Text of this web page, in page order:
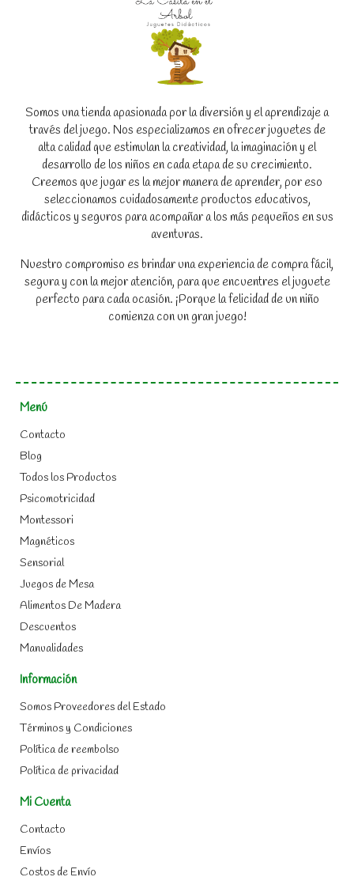
Somos una tienda apasionada por la diversión y el aprendizaje a
través del juego. Nos especializamos en ofrecer juguetes de
alta calidad que estimulan la creatividad, la imaginación y el
desarrollo de los niños en cada etapa de su crecimiento.
Creemos que jugar es la mejor manera de aprender, por eso
seleccionamos cuidadosamente productos educativos,
didácticos y seguros para acompañar a los más pequeños en sus
aventuras.
Nuestro compromiso es brindar una experiencia de compra fácil,
segura y con la mejor atención, para que encuentres el juguete
perfecto para cada ocasión. ¡Porque la felicidad de un niño
comienza con un gran juego!
Menú
Contacto
Blog
Todos los Productos
Psicomotricidad
Montessori
Magnéticos
Sensorial
Juegos de Mesa
Alimentos De Madera
Descuentos
Manualidades
Información
Somos Proveedores del Estado
Términos y Condiciones
Política de reembolso
Política de privacidad
Mi Cuenta
Contacto
Envíos
Costos de Envío